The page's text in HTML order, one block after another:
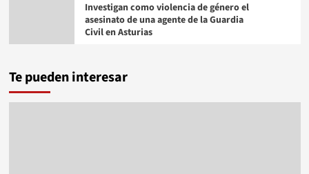
Investigan como violencia de género el
asesinato de una agente de la Guardia
Civil en Asturias
Te pueden interesar